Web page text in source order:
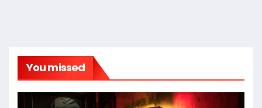
You missed